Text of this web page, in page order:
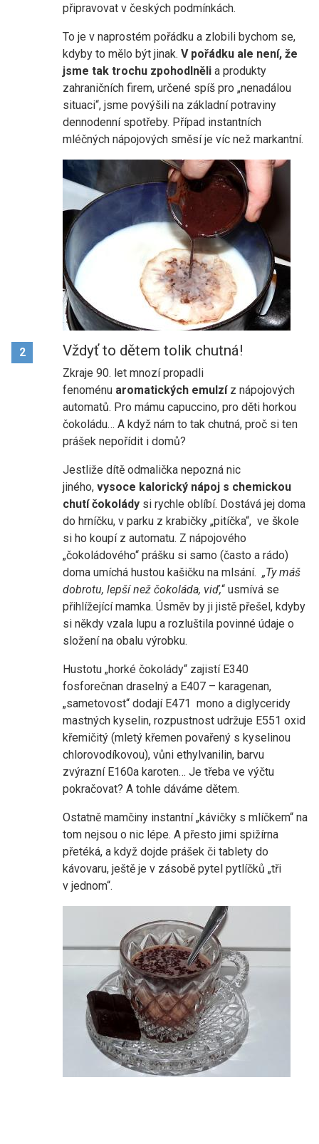
připravovat v českých podmínkách.
To je v naprostém pořádku a zlobili bychom se,
kdyby to mělo být jinak. V pořádku ale není, že
jsme tak trochu zpohodlněli a produkty
zahraničních firem, určené spíš pro „nenadálou
situaci“, jsme povýšili na základní potraviny
dennodenní spotřeby. Případ instantních
mléčných nápojových směsí je víc než markantní.
2 Vždyť to dětem tolik chutná!
Zkraje 90. let mnozí propadli
fenoménu aromatických emulzíz nápojových
automatů. Pro mámu capuccino, pro děti horkou
čokoládu… A když nám to tak chutná, proč si ten
prášek nepořídit i domů?
Jestliže dítě odmalička nepozná nic
jiného, vysoce kalorický nápoj s chemickou
chutí čokolády si rychle oblíbí. Dostává jej doma
do hrníčku, v parku z krabičky „pitíčka“, ve škole
si ho koupí z automatu. Z nápojového
„čokoládového“ prášku si samo (často a rádo)
doma umíchá hustou kašičku na mlsání. „Ty máš
dobrotu, lepší než čokoláda, viď,“ usmívá se
přihlížející mamka. Úsměv by ji jistě přešel, kdyby
si někdy vzala lupu a rozluštila povinné údaje o
složení na obalu výrobku.
Hustotu „horké čokolády“ zajistí E340
fosforečnan draselný a E407 – karagenan,
„sametovost“ dodají E471 mono a diglyceridy
mastných kyselin, rozpustnost udržuje E551 oxid
křemičitý (mletý křemen povařený s kyselinou
chlorovodíkovou), vůni ethylvanilin, barvu
zvýrazní E160a karoten… Je třeba ve výčtu
pokračovat? A tohle dáváme dětem.
Ostatně mamčiny instantní „kávičky s mlíčkem“ na
tom nejsou o nic lépe. A přesto jimi spižírna
přetéká, a když dojde prášek či tablety do
kávovaru, ještě je v zásobě pytel pytlíčků „tři
v jednom“.